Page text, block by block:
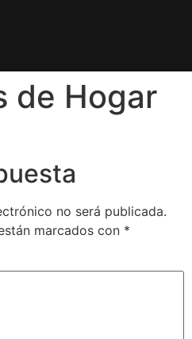
de Hogar
no será publicada.
marcados con *